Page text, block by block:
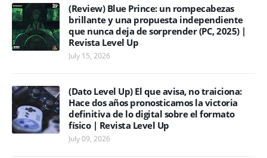
(Review) Blue Prince: un rompecabezas
brillante y una propuesta independiente
que nunca deja de sorprender (PC, 2025) |
Revista Level Up
July 15, 2026
(Dato Level Up) El que avisa, no traiciona:
Hace dos años pronosticamos la victoria
definitiva de lo digital sobre el formato
físico | Revista Level Up
July 09, 2026